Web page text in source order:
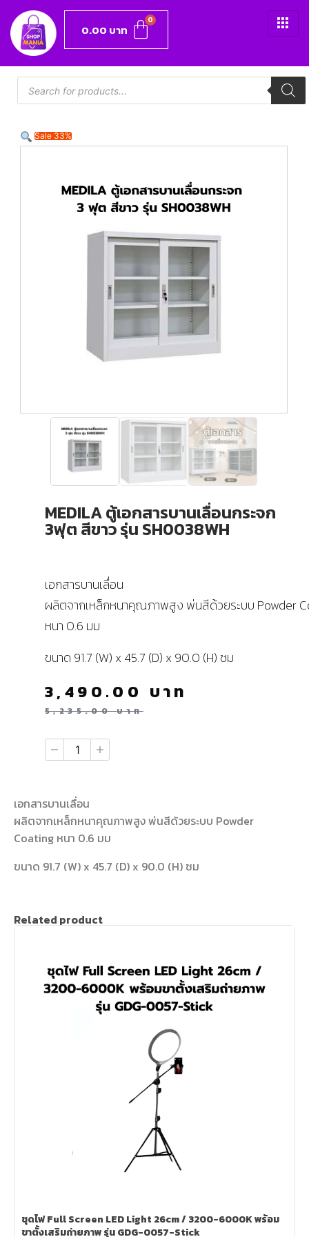
0.00 บาท
Sale 33%
MEDILA ตู้เอกสารบานเลื่อนกระจก
3ฟุต สีขาว รุ่น SH0038WH
เอกสารบานเลื่อน
ผลิตจากเหล็กหนาคุณภาพสูง พ่นสีด้วยระบบ Powder
หนา 0.6 มม
ขนาด 91.7 (W) x 45.7 (D) x 90.0 (H) ซม
5,235.00บาท
3,490.00 บาท
เอกสารบานเลื่อน
ผลิตจากเหล็กหนาคุณภาพสูง พ่นสีด้วยระบบ Powder
Coating หนา 0.6 มม
ขนาด 91.7 (W) x 45.7 (D) x 90.0 (H) ซม
Related product
ชุดไฟ Full Screen LED Light 26cm / 3200-6000K พร้อม
ขาตั้งเสริมถ่ายภาพ รุ่น GDG-0057-Stick